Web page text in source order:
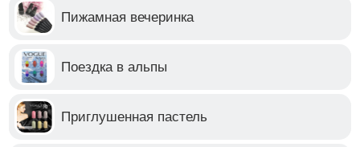
Пижамная вечеринка
Поездка в альпы
Приглушенная пастель